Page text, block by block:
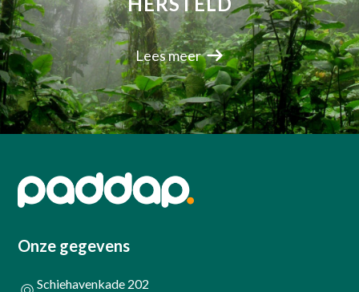
Lees meer
Onze gegevens
Schiehavenkade 202